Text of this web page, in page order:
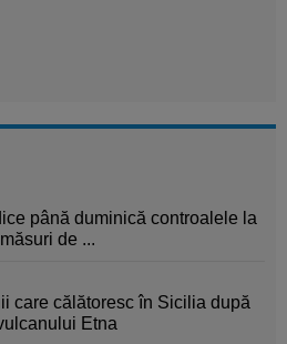
până duminică controalele la
de ...
care călătoresc în Sicilia după
Etna